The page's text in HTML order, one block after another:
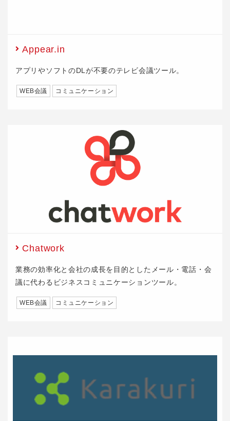
Appear.in
アプリやソフトのDLが不要のテレビ会議ツール。
WEB会議 コミュニケーション
Chatwork
業務の効率化と会社の成長を目的としたメール・電話・会
議に代わるビジネスコミュニケーションツール。
WEB会議 コミュニケーション